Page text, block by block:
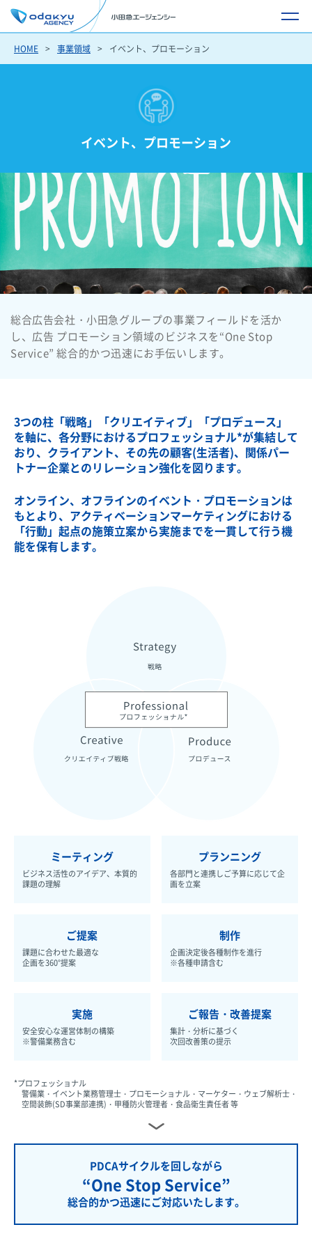
HOME 事業領域 イベント、プロモーション
イベント、プロモーション
総合広告会社・小田急グループの事業フィールドを活か
し、広告 プロモーション領域のビジネスを“One Stop
Service” 総合的かつ迅速にお手伝いします。
3つの柱「戦略」「クリエイティブ」「プロデュース」
を軸に、各分野におけるプロフェッショナル*が集結して
おり、クライアント、その先の顧客(生活者)、関係パー
トナー企業とのリレーション強化を図ります。
オンライン、オフラインのイベント・プロモーションは
もとより、アクティベーションマーケティングにおける
「行動」起点の施策立案から実施までを一貫して行う機
能を保有します。
ミーティング
ビジネス活性のアイデア、 本質的
課題の理解
プランニング
各部門と連携しご予算に応じて企
画を立案
ご提案
課題に合わせた最適な
企画を360°提案
制作
企画決定後各種制作を進行
※各種申請含む
実施
安全安心な運営体制の構築
※警備業務含む
ご報告・改善提案
集計・分析に基づく
次回改善策の提示
*プロフェッショナル
警備業・イベント業務管理士・プロモーショナル・マーケター・ウェブ解析士・
空間装飾(SD事業部連携)・甲種防火管理者・食品衛生責任者 等
PDCAサイクルを回しながら
“One Stop Service”
総合的かつ迅速にご対応いたします。